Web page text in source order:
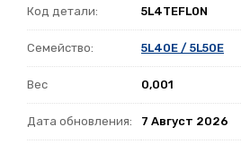
Код детали: 5L4TEFL0N
Семейство: 5L40E / 5L50E
Вес 0,001
Дата обновления: 7 Август 2026